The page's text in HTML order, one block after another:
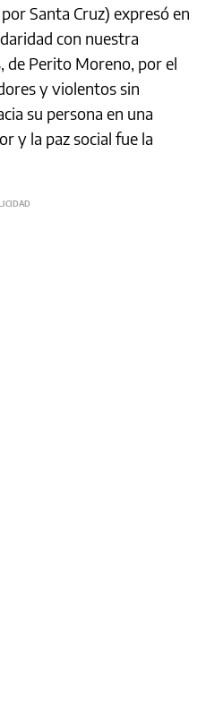
Santa Cruz) expresó en
con nuestra
de Perito Moreno, por el
y violentos sin
su persona en una
y la paz social fue la